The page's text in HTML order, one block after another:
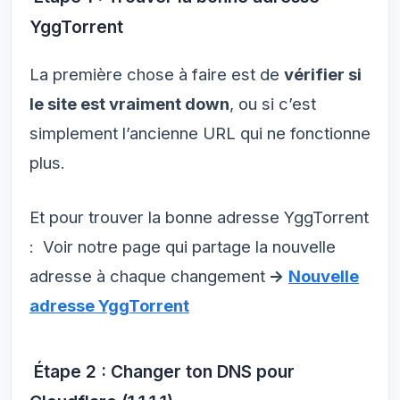
YggTorrent
La première chose à faire est de vérifier si
le site est vraiment down, ou si c’est
simplement l’ancienne URL qui ne fonctionne
plus.
Et pour trouver la bonne adresse YggTorrent
: Voir notre page qui partage la nouvelle
adresse à chaque changement -> Nouvelle
adresse YggTorrent
Étape 2 : Changer ton DNS pour